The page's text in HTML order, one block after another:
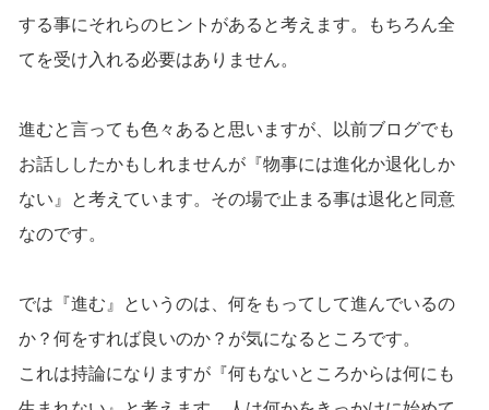
する事にそれらのヒントがあると考えます。もちろん全
てを受け入れる必要はありません。
進むと言っても色々あると思いますが、以前ブログでも
お話ししたかもしれませんが『物事には進化か退化しか
ない』と考えています。その場で止まる事は退化と同意
なのです。
では『進む』というのは、何をもってして進んでいるの
か？何をすれば良いのか？が気になるところです。
これは持論になりますが『何もないところからは何にも